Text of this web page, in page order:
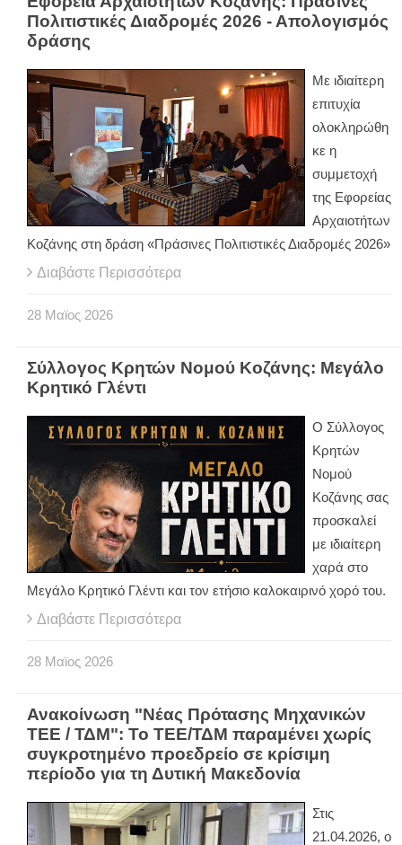
Πολιτιστικές Διαδρομές 2026 - Απολογισμός
δράσης
Με ιδιαίτερη
επιτυχία
ολοκληρώθη
κε η
συμμετοχή
της Εφορείας
Αρχαιοτήτων
Κοζάνης στη δράση «Πράσινες Πολιτιστικές Διαδρομές 2026»
Διαβάστε Περισσότερα
28 Μαϊος 2026
Σύλλογος Κρητών Νομού Κοζάνης: Μεγάλο
Κρητικό Γλέντι
Ο Σύλλογος
Κρητών
Νομού
Κοζάνης σας
προσκαλεί
με ιδιαίτερη
χαρά στο
Μεγάλο Κρητικό Γλέντι και τον ετήσιο καλοκαιρινό χορό του.
Διαβάστε Περισσότερα
28 Μαϊος 2026
Ανακοίνωση "Νέας Πρότασης Μηχανικών
ΤΕΕ / ΤΔΜ": Το ΤΕΕ/ΤΔΜ παραμένει χωρίς
συγκροτημένο προεδρείο σε κρίσιμη
περίοδο για τη Δυτική Μακεδονία
Στις
21.04.2026, ο